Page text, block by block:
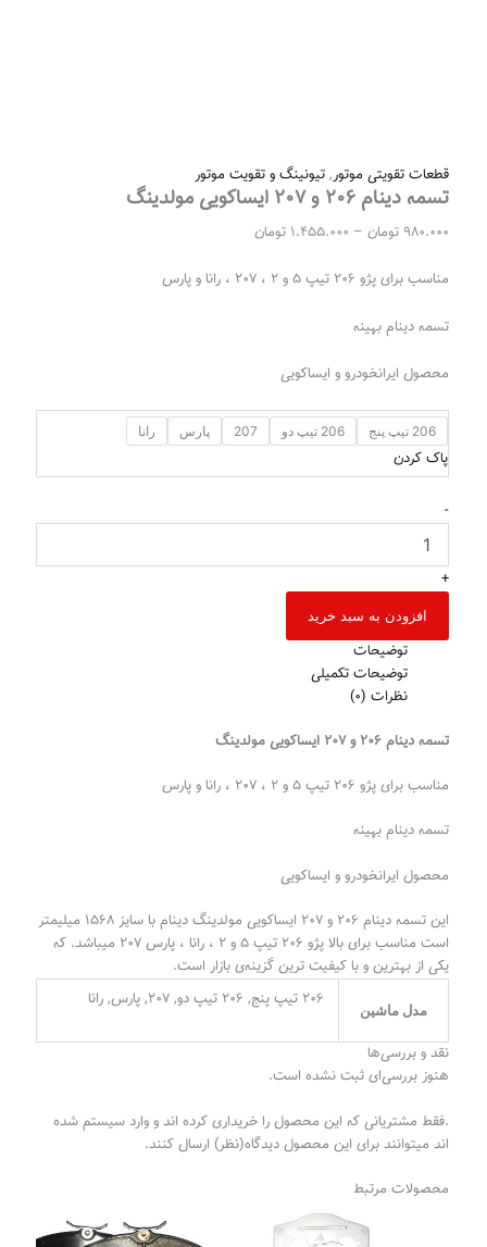
قطعات تقویتی موتور, تیونینگ و تقویت موتور
تسمه دینام ۲۰۶ و ۲۰۷ ایساکویی مولدینگ
980.000 تومان –
1.455.000 تومان
مناسب برای پژو ۲۰۶ تیپ ۵ و ۲ ، ۲۰۷ ، رانا و پارس
تسمه دینام بهینه
محصول ایرانخودرو و ایساکویی
206 تیپ پنج 206 تیپ دو 207 پارس رانا
پاک کردن
-
+
افزودن به سبد خرید
توضیحات
توضیحات تکمیلی
نظرات (0)
تسمه دینام ۲۰۶ و ۲۰۷ ایساکویی مولدینگ
مناسب برای پژو ۲۰۶ تیپ ۵ و ۲ ، ۲۰۷ ، رانا و پارس
تسمه دینام بهینه
محصول ایرانخودرو و ایساکویی
این تسمه دینام ۲۰۶ و ۲۰۷ ایساکویی مولدینگ دینام با سایز ۱۵۶۸ میلیمتر
است مناسب برای بالا پژو ۲۰۶ تیپ ۵ و ۲ ، رانا ، پارس ۲۰۷ میباشد. که
یکی از بهترین و با کیفیت ترین گزینه‌ی بازار است.
مدل ماشین
206 تیپ پنج, 206 تیپ دو, 207, پارس, رانا
نقد و بررسی‌ها
هنوز بررسی‌ای ثبت نشده است.
.فقط مشتریانی که این محصول را خریداری کرده اند و وارد سیستم شده
اند میتوانند برای این محصول دیدگاه(نظر) ارسال کنند.
محصولات مرتبط